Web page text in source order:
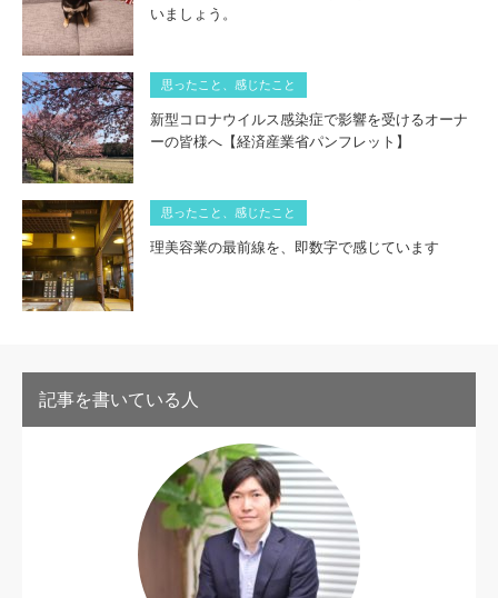
いましょう。
思ったこと、感じたこと
新型コロナウイルス感染症で影響を受けるオーナ
ーの皆様へ【経済産業省パンフレット】
思ったこと、感じたこと
理美容業の最前線を、即数字で感じています
記事を書いている人